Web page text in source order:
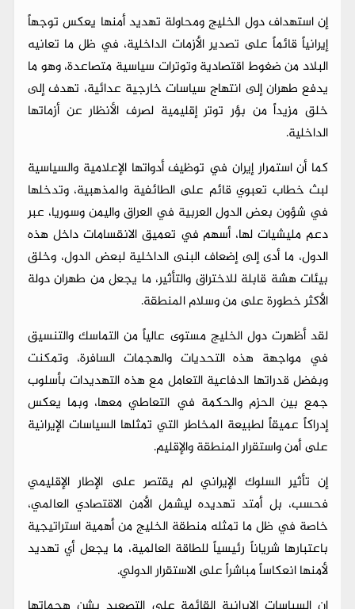
إن استهداف دول الخليج ومحاولة تهديد أمنها يعكس توجهاً
إيرانياً قائماً على تصدير الأزمات الداخلية، في ظل ما تعانيه
البلاد من ضغوط اقتصادية وتوترات سياسية متصاعدة، وهو ما
يدفع طهران إلى انتهاج سياسات خارجية عدائية، تهدف إلى
خلق مزيداً من بؤر توتر إقليمية لصرف الأنظار عن أزماتها
الداخلية.
كما أن استمرار إيران في توظيف أدواتها الإعلامية والسياسية
لبث خطاب تعبوي قائم على الطائفية والمذهبية، وتدخلها
في شؤون بعض الدول العربية في العراق واليمن وسوريا، عبر
دعم مليشيات لها، أسهم في تعميق الانقسامات داخل هذه
الدول، ما أدى إلى إضعاف البنى الداخلية لبعض الدول، وخلق
بيئات هشة قابلة للاختراق والتأثير، ما يجعل من طهران دولة
الأكثر خطورة على من وسلام المنطقة.
لقد أظهرت دول الخليج مستوى عالياً من التماسك والتنسيق
في مواجهة هذه التحديات والهجمات السافرة، وتمكنت
وبفضل قدراتها الدفاعية التعامل مع هذه التهديدات بأسلوب
جمع بين الحزم والحكمة في التعاطي معها، وبما يعكس
إدراكاً عميقاً لطبيعة المخاطر التي تمثلها السياسات الإيرانية
على أمن واستقرار المنطقة والإقليم.
إن تأثير السلوك الإيراني لم يقتصر على الإطار الإقليمي
فحسب، بل أمتد تهديده ليشمل الأمن الاقتصادي العالمي،
خاصة في ظل ما تمثله منطقة الخليج من أهمية استراتيجية
باعتبارها شرياناً رئيسياً للطاقة العالمية، ما يجعل أي تهديد
لأمنها انعكاساً مباشراً على الاستقرار الدولي.